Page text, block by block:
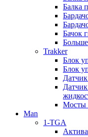
Балка
Бачок
Больше
Trakker
Блок
Блок
Мосты
Man
1-TGA